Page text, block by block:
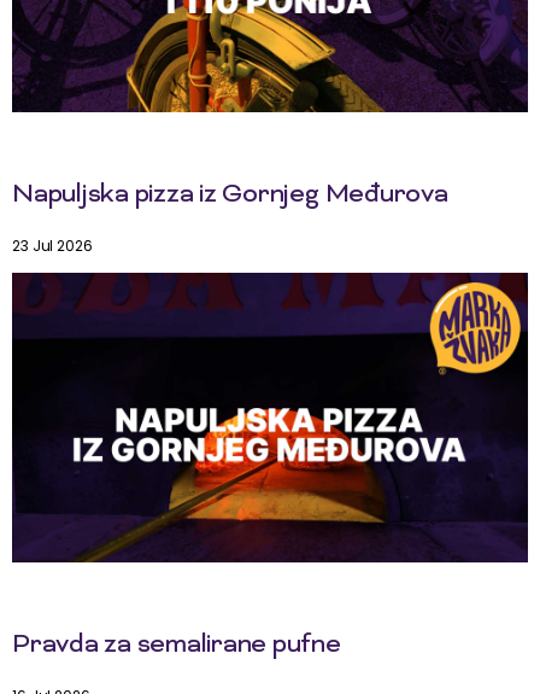
Napuljska pizza iz Gornjeg Međurova
23 Jul 2026
Pravda za semalirane pufne